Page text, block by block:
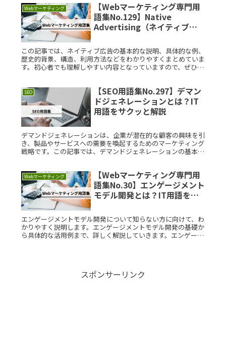
Webマーケティング
【Webマーケティング専門用
語集No.129】Native
Advertising（ネイティブ広
解説
この記事では、ネイティブ広告の基本的な説明、具体的な例、
歴史的背景、構造、利用方法などをわかりやすくまとめていま
す。初心者でも理解しやすい内容となっていますので、ぜひ参
SEO
【SEO用語集No.297】デマン
ドジェネレーションとは？IT
用語をサクッと解説
デマンドジェネレーションは、企業が潜在的な顧客の興味を引
き、製品やサービスへの需要を喚起するためのマーケティング
戦略です。この記事では、デマンドジェネレーションの基本概
Webマーケティング
【Webマーケティング専門用
語集No.30】エンゲージメント
モデル開発とは？IT用語をサ
エンゲージメントモデル開発について知らない方に向けて、わ
かりやすく説明します。エンゲージメントモデル開発の基礎か
ら具体的な活用例まで、詳しく解説していきます。エンゲージ
スポンサーリンク